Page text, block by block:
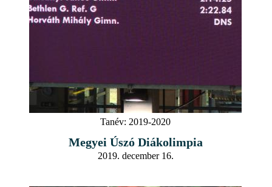
Tanév: 2019-2020
Megyei Úszó Diákolimpia
2019. december 16.